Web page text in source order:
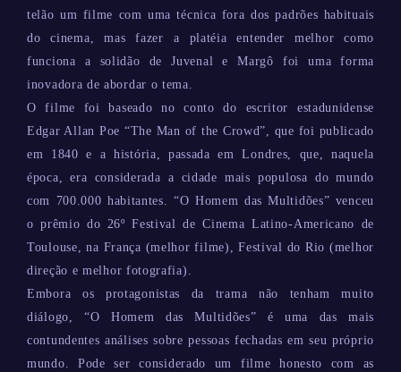
telão um filme com uma técnica fora dos padrões habituais
do cinema, mas fazer a platéia entender melhor como
funciona a solidão de Juvenal e Margô foi uma forma
inovadora de abordar o tema.
O filme foi baseado no conto do escritor estadunidense
Edgar Allan Poe “The Man of the Crowd”, que foi publicado
em 1840 e a história, passada em Londres, que, naquela
época, era considerada a cidade mais populosa do mundo
com 700.000 habitantes. “O Homem das Multidões” venceu
o prêmio do 26º Festival de Cinema Latino-Americano de
Toulouse, na França (melhor filme), Festival do Rio (melhor
direção e melhor fotografia).
Embora os protagonistas da trama não tenham muito
diálogo, “O Homem das Multidões” é uma das mais
contundentes análises sobre pessoas fechadas em seu próprio
mundo. Pode ser considerado um filme honesto com as